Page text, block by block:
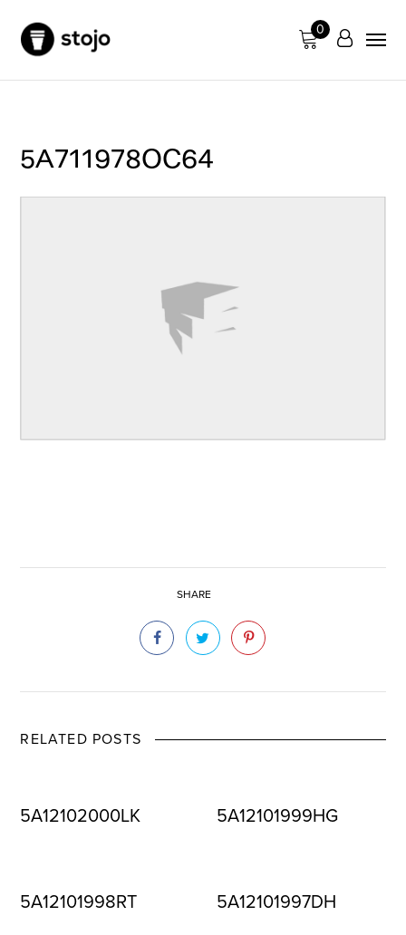
0
5A711978OC64
SHARE
RELATED POSTS
5A12102000LK 5A12101999HG
5A12101998RT 5A12101997DH